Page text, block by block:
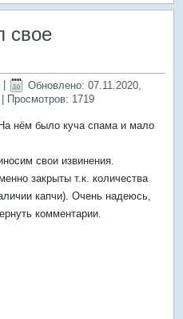
свое
Обновлено: 07.11.2020,
| Просмотров: 1719
нём было куча спама и мало
свои извинения.
закрыты т.к. количества
капчи). Очень надеюсь,
комментарии.